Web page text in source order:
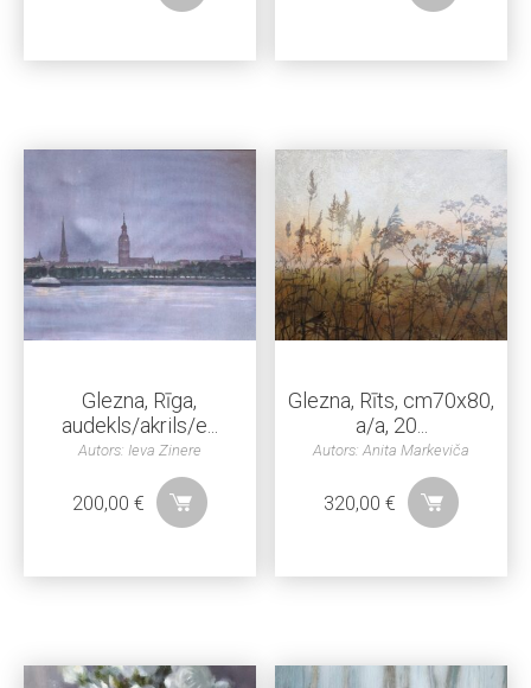
Glezna, Rīga,
audekls/akrils/e...
Autors: Ieva Zinere
200,00 €
Glezna, Rīts, cm70x80,
a/a, 20...
Autors: Anita Markeviča
320,00€